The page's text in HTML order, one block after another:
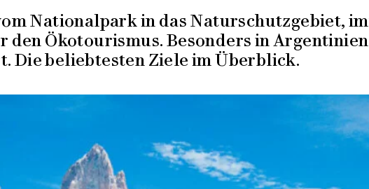
Nationalpark in das Naturschutzgebiet,
den Ökotourismus. Besonders in
Die beliebtesten Ziele im Überblick.